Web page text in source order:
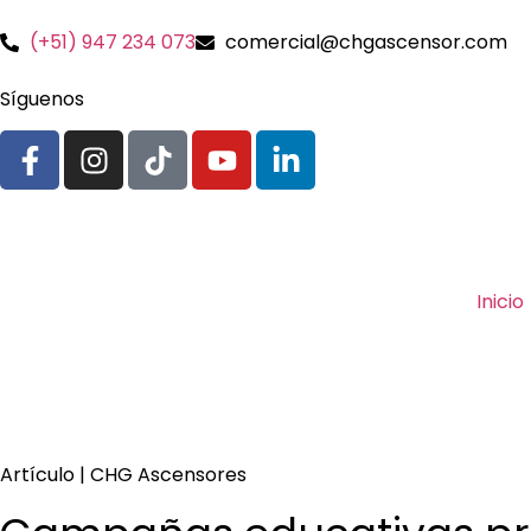
(+51) 947 234 073 comercial@chgascensor.com
Síguenos
Inicio
Artículo | CHG Ascensores